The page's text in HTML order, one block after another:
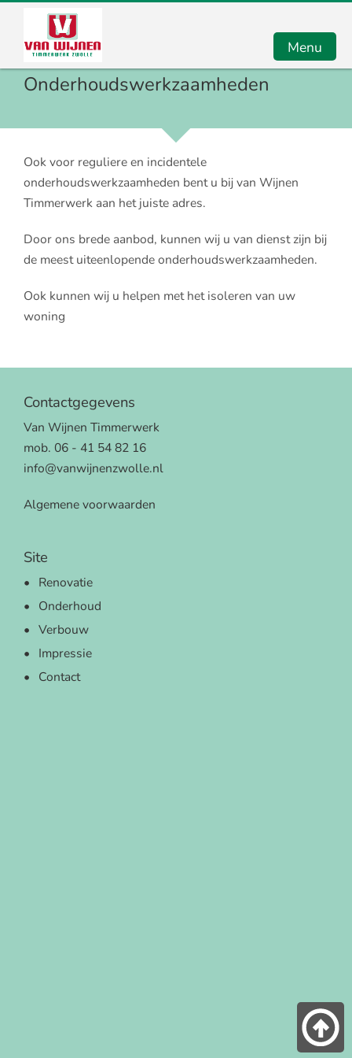
Onderhoud
Impressie
Menu
Onderhoudswerkzaamheden
Ook voor reguliere en incidentele
onderhoudswerkzaamheden bent u bij van Wijnen
Timmerwerk aan het juiste adres.
Door ons brede aanbod, kunnen wij u van dienst zijn bij
de meest uiteenlopende onderhoudswerkzaamheden.
Ook kunnen wij u helpen met het isoleren van uw
woning
Contactgegevens
Van Wijnen Timmerwerk
mob. 06 - 41 54 82 16
info@vanwijnenzwolle.nl
Algemene voorwaarden
Site
Renovatie
Onderhoud
Verbouw
Impressie
Contact